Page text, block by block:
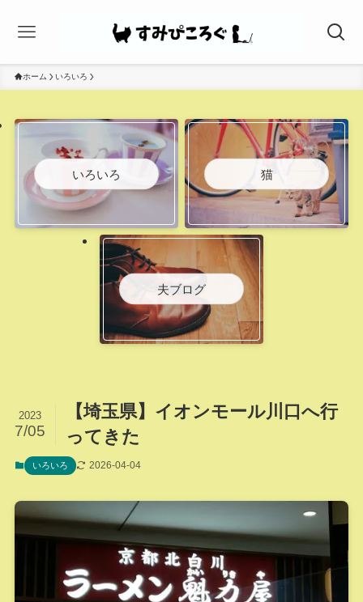
ホーム いろいろ
いろいろ 猫
夫ブログ
【埼玉県】イオンモール川口へ行
ってきた
2023
7/05
いろいろ 2026-04-04